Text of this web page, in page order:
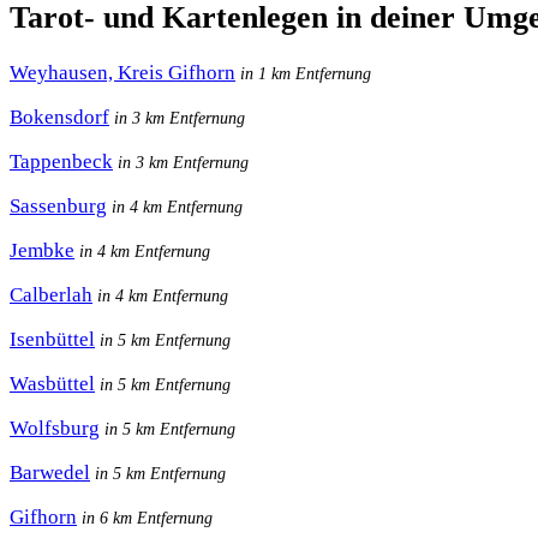
Tarot- und Kartenlegen in deiner
Weyhausen, Kreis Gifhorn in 1 km Entfernung
Bokensdorf in 3 km Entfernung
Tappenbeck in 3 km Entfernung
Sassenburg in 4 km Entfernung
Jembke in 4 km Entfernung
Calberlah in 4 km Entfernung
Isenbüttel in 5 km Entfernung
Wasbüttel in 5 km Entfernung
Wolfsburg in 5 km Entfernung
Barwedel in 5 km Entfernung
Gifhorn in 6 km Entfernung